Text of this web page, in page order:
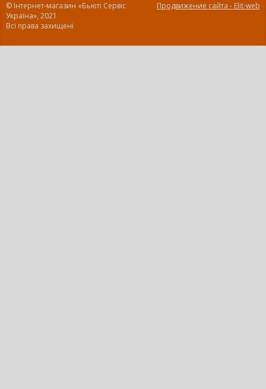
© Інтернет-магазин «Бьюті Сервіс
Україна», 2021
Всі права захищені
Продвижение сайта - Elit-web